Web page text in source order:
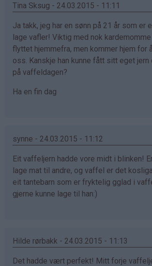
Tina Sksug - 24.03.2015 - 11:11
Ja takk, jeg har en sønn på 21 år som er
lage vafler! Viktig med nok kardemomme
flyttet hjemmefra, men kommer hjem for
oss. Kanskje han kunne fått sitt eget
på vaffeldagen?
Ha en fin dag
synne - 24.03.2015 - 11:12
Eit vaffeljern hadde vore midt i blinken!
lage mat til andre, og vaffel er det
eit tantebarn som er fryktelig gglad i
gjerne kunne lage til han:)
Hilde rørbakk - 24.03.2015 - 11:13
Det hadde vært perfekt! Mitt forje